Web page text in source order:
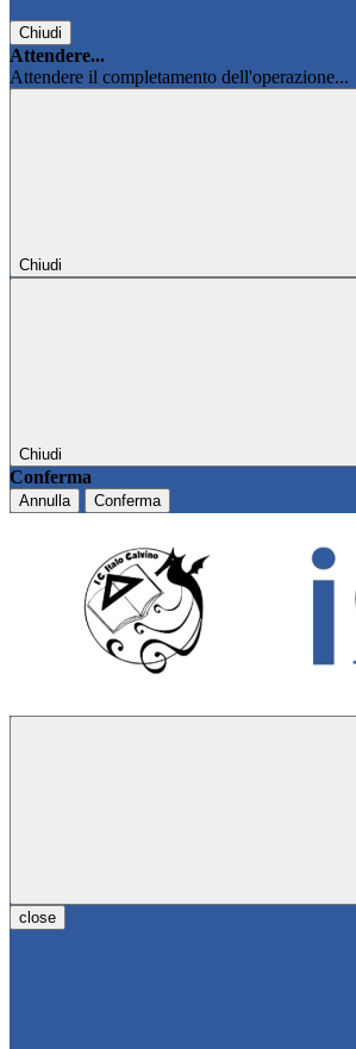
Chiudi
Attendere...
Attendere il completamento dell'operazione...
Chiudi
Chiudi
Conferma
Annulla Conferma
close